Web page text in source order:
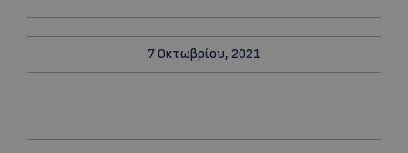
7 Οκτωβρίου, 2021